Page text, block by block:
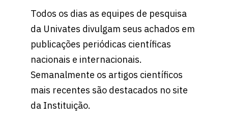
Todos os dias as equipes de pesquisa
da Univates divulgam seus achados em
publicações periódicas científicas
nacionais e internacionais.
Semanalmente os artigos científicos
mais recentes são destacados no site
da Instituição.